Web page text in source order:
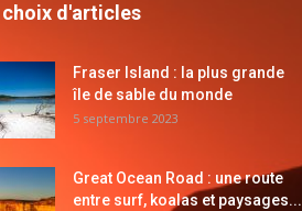
d'articles
Fraser Island : la plus grande
île de sable du monde
5 septembre 2023
Great Ocean Road : une route
entre surf, koalas et paysages...